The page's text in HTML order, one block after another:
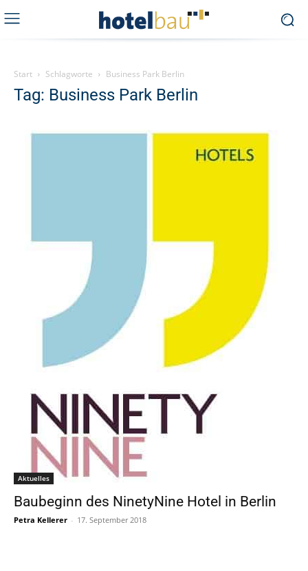
Start Schlagworte Business Park Berlin
Tag: Business Park Berlin
Aktuelles
Baubeginn des NinetyNine Hotel in Berlin
Petra Kellerer - 17. September 2018